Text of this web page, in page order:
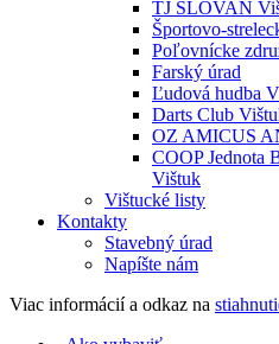
TJ SLOVAN
Športovo-
Poľovnícke
Farský úrad
Ľudová hudba
Darts Club
OZ AMICUS
COOP Jednota
Vištuk
Vištucké listy
Kontakty
Stavebný úrad
Napíšte nám
Viac informácií a odkaz na